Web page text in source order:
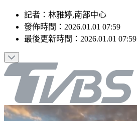
記者 ： 林雅婷,南部中心
發佈時間： 2026.01.01 07:59
最後更新時間： 2026.01.01 07:59